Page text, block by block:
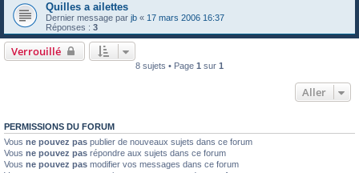
Quilles a ailettes
Dernier message par jb « 17 mars 2006 16:37
Réponses : 3
Verrouillé
8 sujets • Page 1 sur 1
Aller
PERMISSIONS DU FORUM
Vous ne pouvez pas publier de nouveaux sujets dans ce forum
Vous ne pouvez pas répondre aux sujets dans ce forum
Vous ne pouvez pas modifier vos messages dans ce forum